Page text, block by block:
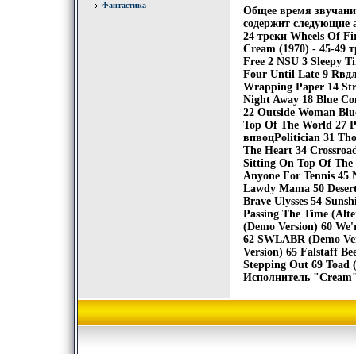
Фантастика
Общее время
содержит следующие
24 треки Wheels Of
Cream (1970) - 45-49
Free 2 NSU 3 Sleepy
Four Until Late 9
Wrapping Paper 14
Night Away 18 Blue
22 Outside Woman
Top Of The World 27
впвоцPolitician 31
The Heart 34
Sitting On Top Of The
Anyone For Tennis 45
Lawdy Mama 50
Brave Ulysses 54
Passing The Time
(Demo Version) 60
62 SWLABR (Demo
Version) 65 Falstaff
Stepping Out 69 Toad
Исполнитель